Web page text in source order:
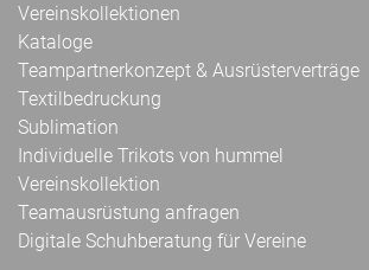
Vereinskollektionen
Kataloge
Teampartnerkonzept & Ausrüsterverträge
Textilbedruckung
Sublimation
Individuelle Trikots von hummel
Vereinskollektion
Teamausrüstung anfragen
Digitale Schuhberatung für Vereine